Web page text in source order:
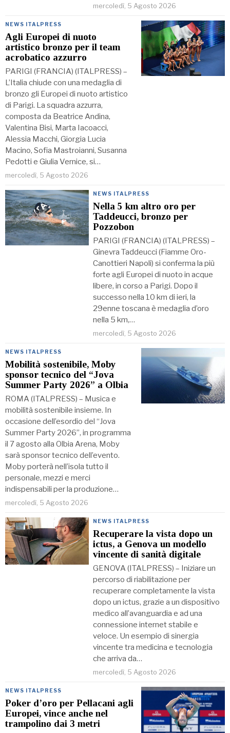
mercoledì, 5 Agosto 2026
NEWS ITALPRESS
Agli Europei di nuoto
artistico bronzo per il team
acrobatico azzurro
PARIGI (FRANCIA) (ITALPRESS) –
L’Italia chiude con una medaglia di
bronzo gli Europei di nuoto artistico
di Parigi. La squadra azzurra,
composta da Beatrice Andina,
Valentina Bisi, Marta Iacoacci,
Alessia Macchi, Giorgia Lucia
Macino, Sofia Mastroianni, Susanna
Pedotti e Giulia Vernice, si…
mercoledì, 5 Agosto 2026
NEWS ITALPRESS
Nella 5 km altro oro per
Taddeucci, bronzo per
Pozzobon
PARIGI (FRANCIA) (ITALPRESS) –
Ginevra Taddeucci (Fiamme Oro-
Canottieri Napoli) si conferma la più
forte agli Europei di nuoto in acque
libere, in corso a Parigi. Dopo il
successo nella 10 km di ieri, la
29enne toscana è medaglia d’oro
nella 5 km,…
mercoledì, 5 Agosto 2026
NEWS ITALPRESS
Mobilità sostenibile, Moby
sponsor tecnico del “Jova
Summer Party 2026” a Olbia
ROMA (ITALPRESS) – Musica e
mobilità sostenibile insieme. In
occasione dell’esordio del “Jova
Summer Party 2026”, in programma
il 7 agosto alla Olbia Arena, Moby
sarà sponsor tecnico dell’evento.
Moby porterà nell’isola tutto il
personale, mezzi e merci
indispensabili per la produzione…
mercoledì, 5 Agosto 2026
NEWS ITALPRESS
Recuperare la vista dopo un
ictus, a Genova un modello
vincente di sanità digitale
GENOVA (ITALPRESS) – Iniziare un
percorso di riabilitazione per
recuperare completamente la vista
dopo un ictus, grazie a un dispositivo
medico all’avanguardia e ad una
connessione internet stabile e
veloce. Un esempio di sinergia
vincente tra medicina e tecnologia
che arriva da…
mercoledì, 5 Agosto 2026
NEWS ITALPRESS
Poker d’oro per Pellacani agli
Europei, vince anche nel
trampolino dai 3 metri